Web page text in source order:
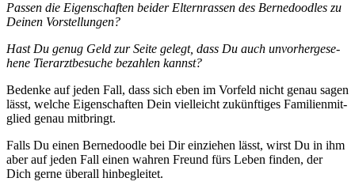
Pas­sen die Eigen­schaf­ten bei­der Eltern­ras­sen des Ber­ne­dood­les zu
Dei­nen Vor­stel­lun­gen?
Hast Du genug Geld zur Sei­te gelegt, dass Du auch unvor­her­ge­se­
he­ne Tier­arzt­be­su­che bezah­len kannst?
Beden­ke auf jeden Fall, dass sich eben im Vor­feld nicht genau sagen
lässt, wel­che Eigen­schaf­ten Dein viel­leicht zukünf­ti­ges Fami­li­en­mit­
glied genau mit­bringt.
Falls Du einen Ber­ne­dood­le bei Dir ein­zie­hen lässt, wirst Du in ihm
aber auf jeden Fall einen wah­ren Freund fürs Leben fin­den, der
Dich ger­ne über­all hin­be­glei­tet.